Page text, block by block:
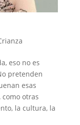
eso no es
pretenden
esas
otras
la cultura, la